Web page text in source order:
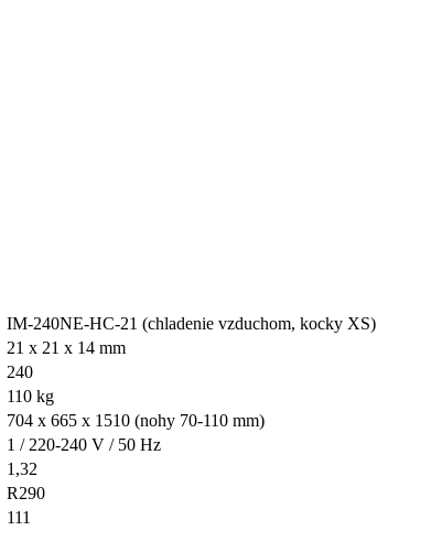
IM-240NE-HC-21 (chladenie vzduchom, kocky XS)
21 x 21 x 14 mm
240
110 kg
704 x 665 x 1510 (nohy 70-110 mm)
1 / 220-240 V / 50 Hz
1,32
R290
111